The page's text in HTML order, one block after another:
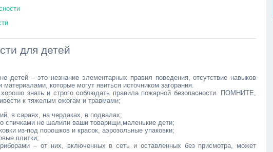
для детей
детей – это незнание элементарных правил поведения, отсутствие навыков
которые могут явиться источником загорания.
знать и строго соблюдать правила пожарной безопасности. ПОМНИТЕ,
к тяжелым ожогам и травмами;
в сараях, на чердаках, в подвалах;
спичками не шалили ваши товарищи,маленькие дети;
из-под порошков и красок, аэрозольные упаковки;
плитки;
– от них, включенных в сеть и оставленных без присмотра, может